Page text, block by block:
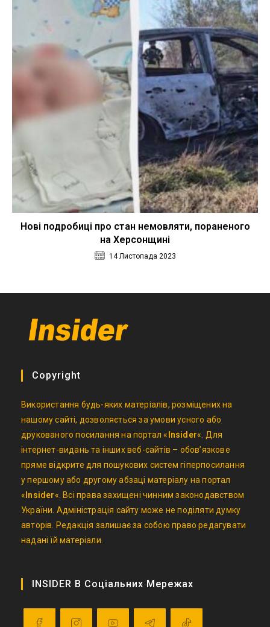
Нові подробиці про стан немовляти, пораненого
на Херсонщині
14 Листопада 2023
Copyright
Використання будь-яких матеріалів, розміщених на
нашому сайті, дозволяється за умови усного або
друкованого посилання на портал « Insider«. Для
інтернет-видань та інших веб-сайтів – обов’язкове
пряме відкрите для пошукових систем гіперпосилання
у першому або другому абзаці матеріалу на портал
« Insider«. Всі права захищені чинним законодавством
України. Адміністрація сайту може не поділяти думку
авторів. Редакція залишає за собою право редагувати
надані їй матеріали.
INSIDER В Соціальних Мережах